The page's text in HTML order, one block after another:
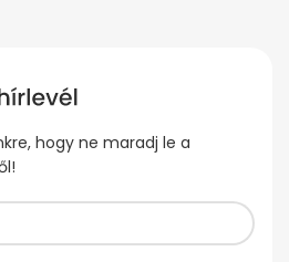
hogy ne maradj le a